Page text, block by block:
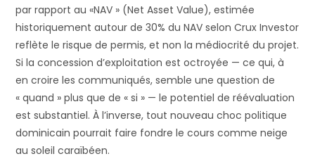
par rapport au «NAV » (Net Asset Value), estimée
historiquement autour de 30% du NAV selon Crux Investor
reflète le risque de permis, et non la médiocrité du projet.
Si la concession d’exploitation est octroyée — ce qui, à
en croire les communiqués, semble une question de
« quand » plus que de « si » — le potentiel de réévaluation
est substantiel. À l’inverse, tout nouveau choc politique
dominicain pourrait faire fondre le cours comme neige
au soleil caraïbéen.